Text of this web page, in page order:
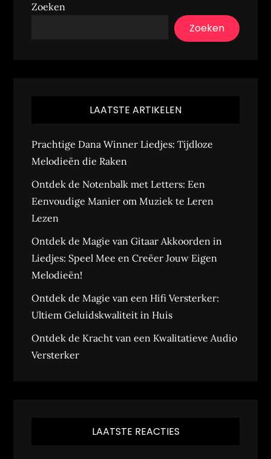
Zoeken
Zoeken
LAATSTE ARTIKELEN
Prachtige Dana Winner Liedjes: Tijdloze
Melodieën die Raken
Ontdek de Notenbalk met Letters: Een
Eenvoudige Manier om Muziek te Leren
Lezen
Ontdek de Magie van Gitaar Akkoorden in
Liedjes: Speel Mee en Creëer Jouw Eigen
Melodieën!
Ontdek de Magie van een Hifi Versterker:
Ultiem Geluidskwaliteit in Huis
Ontdek de Kracht van een Kwalitatieve Audio
Versterker
LAATSTE REACTIES